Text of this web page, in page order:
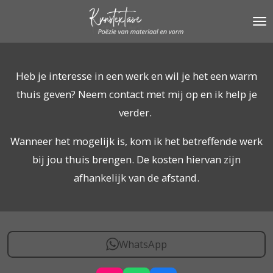
Heb je interesse in een werk en wil je het een warm
thuis geven? Neem contact met mij op en ik help je
verder.
Wanneer het mogelijk is, kom ik het betreffende werk
bij jou thuis brengen. De kosten hiervan zijn
afhankelijk van de afstand.
WhatsApp